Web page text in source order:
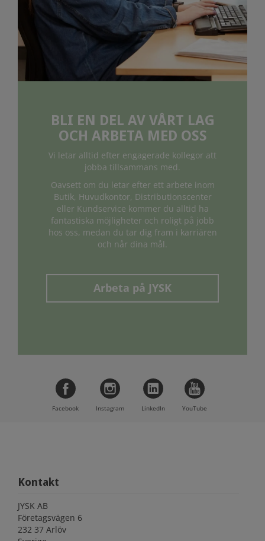
BLI EN DEL AV VÅRT LAG
OCH ARBETA MED OSS
Vi letar alltid efter engagerade kollegor att
jobba tillsammans med.
Oavsett om du letar efter ett arbete inom
Butik, Huvudkontor, Distributionscenter
eller Kundservice kommer du alltid ha
fantastiska möjligheter och roligt på jobb
hos oss, medan du tar dig fram i karriären
och når dina mål.
Arbeta på JYSK
Facebook Instagram LinkedIn YouTube
Kontakt
JYSK AB
Företagsvägen 6
232 37 Arlöv